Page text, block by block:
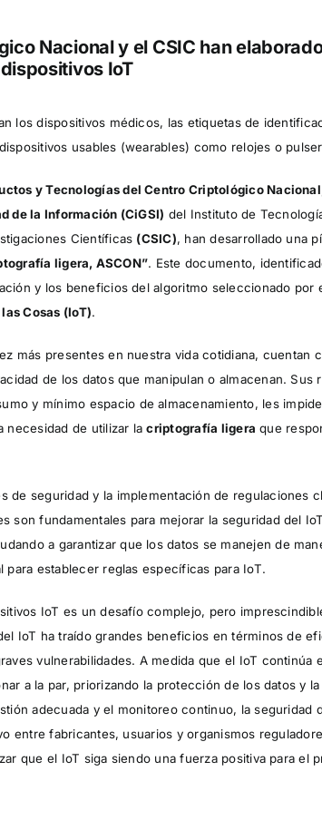
Nacional y el CSIC han
IoT
los dispositivos médicos, las etiquetas de
usables (wearables) como relojes o
y Tecnologías del Centro Criptológico
de la Información (CiGSI) del Instituto de
Científicas (CSIC), han desarrollado una
ligera, ASCON”. Este documento,
y los beneficios del algoritmo seleccionado por
Cosas (IoT).
más presentes en nuestra vida cotidiana, cuentan
de los datos que manipulan o almacenan.
y mínimo espacio de almacenamiento, les
necesidad de utilizar lacriptografía ligera que
de seguridad y la implementación de regulaciones
son fundamentales para mejorar la seguridad del
a garantizar que los datos se manejen de
para establecer reglas específicas para IoT.
IoT es un desafío complejo, pero
IoT ha traído grandes beneficios en términos de
vulnerabilidades. A medida que el IoT continúa
a la par, priorizando la protección de los datos y
adecuada y el monitoreo continuo, la seguridad
entre fabricantes, usuarios y organismos
que el IoT siga siendo una fuerza positiva para el